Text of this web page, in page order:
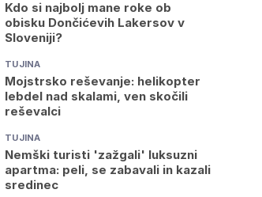
Kdo si najbolj mane roke ob
obisku Dončićevih Lakersov v
Sloveniji?
TUJINA
Mojstrsko reševanje: helikopter
lebdel nad skalami, ven skočili
reševalci
TUJINA
Nemški turisti 'zažgali' luksuzni
apartma: peli, se zabavali in kazali
sredinec